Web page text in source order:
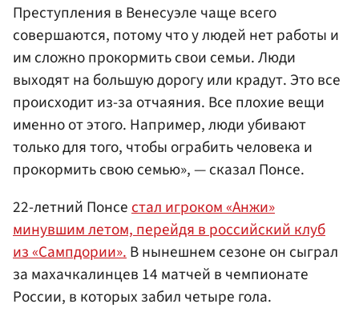
Преступления в Венесуэле чаще всего
совершаются, потому что у людей нет работы и
им сложно прокормить свои семьи. Люди
выходят на большую дорогу или крадут. Это все
происходит из-за отчаяния. Все плохие вещи
именно от этого. Например, люди убивают
только для того, чтобы ограбить человека и
прокормить свою семью», — сказал Понсе.
22-летний Понсестал игроком «Анжи»
минувшим летом, перейдя в российский клуб
из «Сампдории».В нынешнем сезоне он сыграл
за махачкалинцев 14 матчей в чемпионате
России, в которых забил четыре гола.